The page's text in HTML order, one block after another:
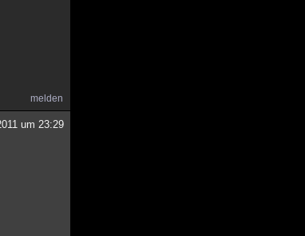
melden
um 23:29